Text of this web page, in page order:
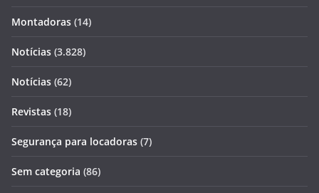
Montadoras (14)
Notícias (3.828)
Notícias (62)
Revistas (18)
Segurança para locadoras (7)
Sem categoria (86)